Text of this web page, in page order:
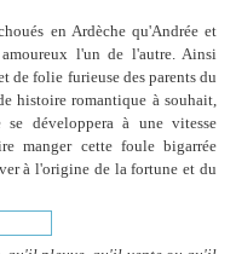
en Ardèche qu'Andrée et
l'un de l'autre. Ainsi
de folie furieuse des parents du
histoire romantique à souhait,
développera à une vitesse
manger cette foule bigarrée
à l'origine de la fortune et du